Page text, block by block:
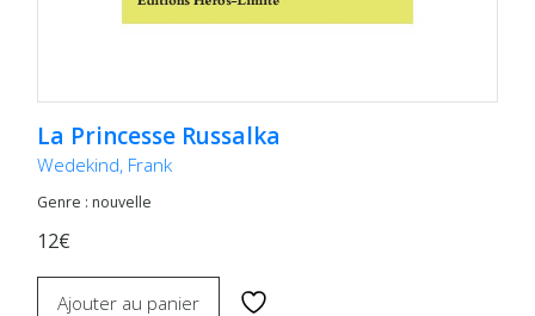
La Princesse Russalka
Wedekind, Frank
Genre : nouvelle
12€
Ajouter au panier